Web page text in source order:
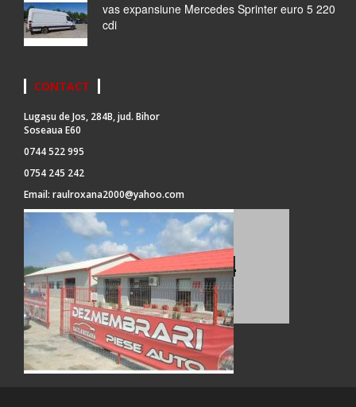
vas expansiune Mercedes Sprinter euro 5 220
cdi
CONTACT
Lugașu de Jos, 284B, jud. Bihor
Soseaua E60
0744 522 995
0754 245 242
Email: raulroxana2000@yahoo.com